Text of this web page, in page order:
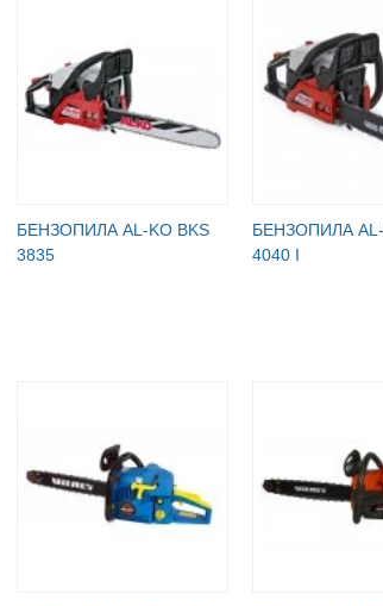
БЕНЗОПИЛА AL-KO BKS
3835
БЕНЗОПИЛА AL-
4040 I